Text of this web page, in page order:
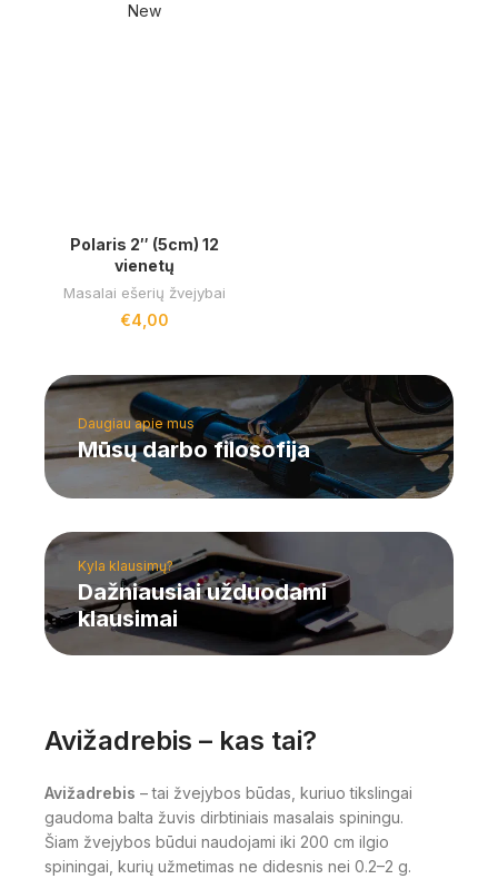
New
Polaris 2″ (5cm) 12
vienetų
Masalai ešerių žvejybai
€4,00
Daugiau apie mus
Mūsų darbo filosofija
Kyla klausimų?
Dažniausiai užduodami
klausimai
Avižadrebis – kas tai?
Avižadrebis – tai žvejybos būdas, kuriuo tikslingai
gaudoma balta žuvis dirbtiniais masalais spiningu.
Šiam žvejybos būdui naudojami iki 200 cm ilgio
spiningai, kurių užmetimas ne didesnis nei 0.2–2 g.